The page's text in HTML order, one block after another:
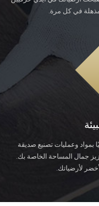
في كل مرة.
بمواد وعمليات تصنيع صديقة
جمال المساحة الخاصة بك.
لأرضياتك.